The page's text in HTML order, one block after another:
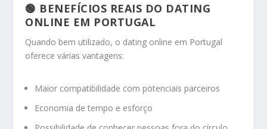
🟢 BENEFÍCIOS REAIS DO DATING
ONLINE EM PORTUGAL
Quando bem utilizado, o dating online em Portugal
oferece várias vantagens:
Maior compatibilidade com potenciais parceiros
Economia de tempo e esforço